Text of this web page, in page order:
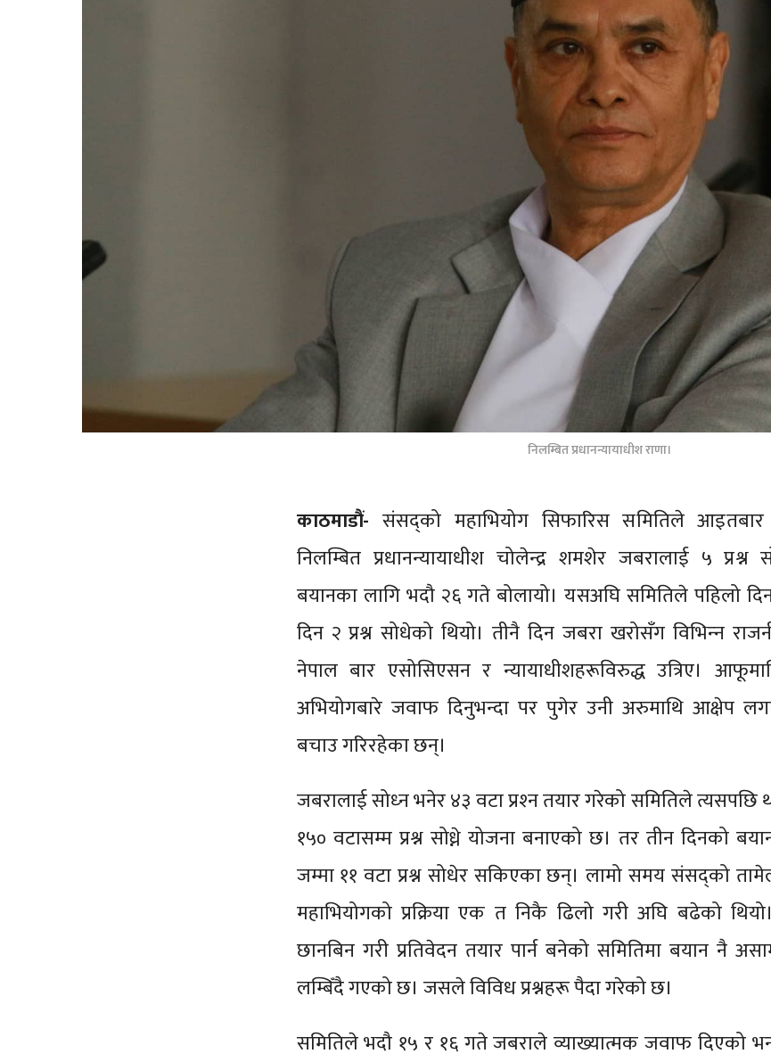
निलम्बित प्रधानन्यायाधीश राणा।
काठमाडौं- संसद्को महाभियोग सिफारिस समितिले आइतबार
निलम्बित प्रधानन्यायाधीश चोलेन्द्र शमशेर जबरालाई ५ प्रश्न
बयानका लागि भदौ २६ गते बोलायो। यसअघि समितिले पहिलो
दिन २ प्रश्न सोधेको थियो। तीनै दिन जबरा खरोसँग विभिन्‍न
नेपाल बार एसोसिएसन र न्यायाधीशहरूविरुद्ध उत्रिए।
अभियोगबारे जवाफ दिनुभन्दा पर पुगेर उनी अरुमाथि आक्षेप
बचाउ गरिरहेका छन्।
जबरालाई सोध्‍न भनेर ४३ वटा प्रश्‍न तयार गरेको समितिले त्यसपछि
१५० वटासम्म प्रश्न सोध्ने योजना बनाएको छ। तर तीन दिनको
जम्मा ११ वटा प्रश्न सोधेर सकिएका छन्। लामो समय संसद्को
महाभियोगको प्रक्रिया एक त निकै ढिलो गरी अघि बढेको
छानबिन गरी प्रतिवेदन तयार पार्न बनेको समितिमा बयान नै
लम्बिँदै गएको छ। जसले विविध प्रश्नहरू पैदा गरेको छ।
समितिले भदौ १५ र १६ गते जबराले व्याख्यात्मक जवाफ दिएको